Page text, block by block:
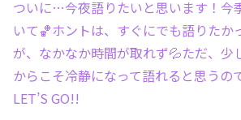
ついに…今夜語りたいと思います！今
いて🏀ホントは、すぐにでも語りたか
が、なかなか時間が取れず💦ただ、少
からこそ冷静になって語れると思うの
LET’S GO!!